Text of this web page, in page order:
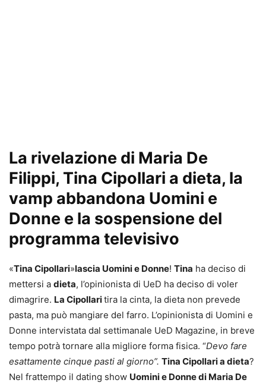
La rivelazione di Maria De
Filippi, Tina Cipollari a dieta, la
vamp abbandona Uomini e
Donne e la sospensione del
programma televisivo
«Tina Cipollari»lascia Uomini e Donne! Tina ha deciso di
mettersi a dieta, l’opinionista di UeD ha deciso di voler
dimagrire. La Cipollaritira la cinta, la dieta non prevede
pasta, ma può mangiare del farro. L’opinionista di Uomini e
Donne intervistata dal settimanale UeD Magazine, in breve
tempo potrà tornare alla migliore forma fisica. “Devo fare
esattamente cinque pasti al giorno”. Tina Cipollari a dieta?
Nel frattempo il dating show Uomini e Donne di Maria De